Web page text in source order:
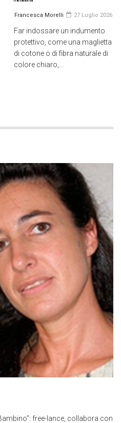
Francesca Morelli 27 Luglio 2026
Far indossare un indumento
protettivo, come una maglietta
di cotone o di fibra naturale di
colore chiaro,...
free-lance, collabora con